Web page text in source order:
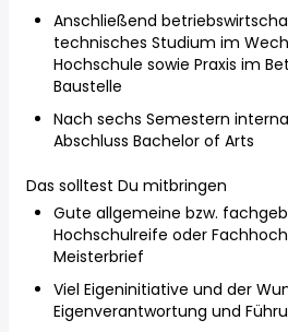
Anschließend
technisches Studium im
Hochschule sowie Praxis im
Baustelle
Nach sechs Semestern
Abschluss Bachelor of Arts
Das solltest Du mitbringen
Gute allgemeine bzw.
Hochschulreife oder
Meisterbrief
Viel Eigeninitiative und der
Eigenverantwortung und